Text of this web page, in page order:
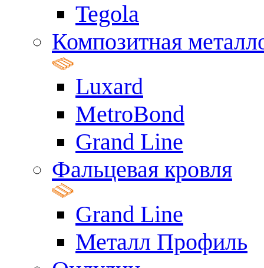
Tegola
Композитная
Luxard
MetroBond
Grand Line
Фальцевая кровля
Grand Line
Металл Профиль